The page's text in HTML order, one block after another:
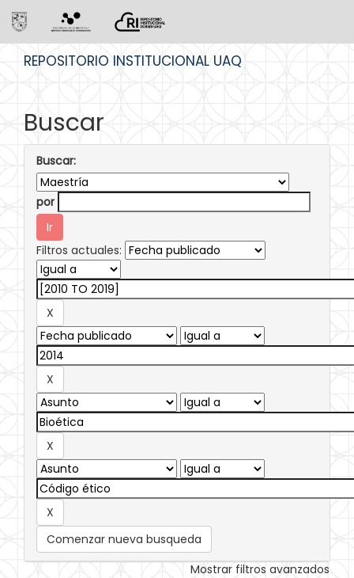
REPOSITORIO INSTITUCIONAL UAQ
Buscar
Buscar:
por
Filtros actuales:
Comenzar nueva busqueda
Mostrar filtros avanzados